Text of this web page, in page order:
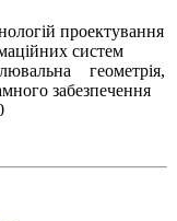
проектування
систем
геометрія,
забезпечення